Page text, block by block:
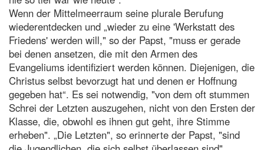
Wenn der Mittelmeerraum seine plurale Berufung
wiederentdecken und „wieder zu eine 'Werkstatt des
Friedens' werden will," so der Papst, "muss er gerade
bei denen ansetzen, die mit den Armen des
Evangeliums identifiziert werden können. Diejenigen, die
Christus selbst bevorzugt hat und denen er Hoffnung
gegeben hat“. Es sei notwendig, "von dem oft stummen
Schrei der Letzten auszugehen, nicht von den Ersten der
Klasse, die, obwohl es ihnen gut geht, ihre Stimme
erheben". „Die Letzten", so erinnerte der Papst, "sind